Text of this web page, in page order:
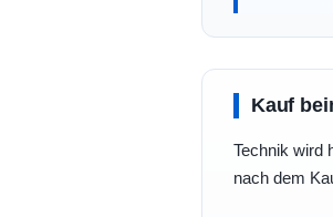
Kauf
Technik wird
nach dem